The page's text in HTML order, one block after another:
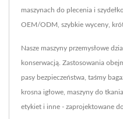
maszynach do plecenia i
OEM/ODM, szybkie wyceny,
Nasze maszyny przemysłowe
konserwacją. Zastosowania
pasy bezpieczeństwa, taśmy
krosna igłowe, maszyny do
etykiet i inne - zaprojektowane